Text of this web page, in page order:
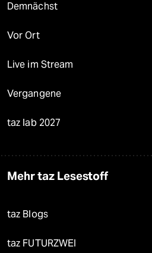
Demnächst
Vor Ort
Live im Stream
Vergangene
taz lab 2027
Mehr taz Lesestoff
taz Blogs
taz FUTURZWEI